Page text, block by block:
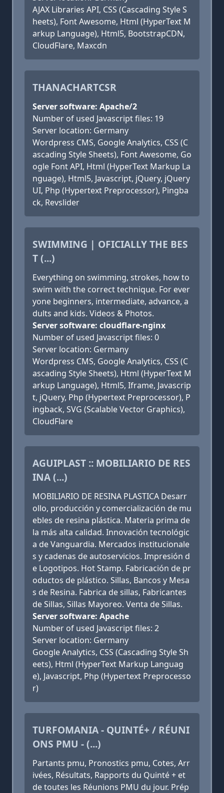
AJAX Libraries API, CSS (Cascading Style S
heets), Font Awesome, Html (HyperText M
arkup Language), Html5, BootstrapCDN,
CloudFlare, Maxcdn
THANACHARTCSR
Server software: Apache/2
Number of used Javascript files: 19
Server location: Germany
Wordpress CMS, Google Analytics, CSS (C
ascading Style Sheets), Font Awesome, Go
ogle Font API, Html (HyperText Markup La
nguage), Html5, Javascript, jQuery, jQuery
UI, Php (Hypertext Preprocessor), Pingba
ck, Revslider
SWIMMING | OFICIALLY THE BES
T (...)
Everything on swimming, strokes, how to
swim with the correct technique. For ever
yone beginners, intermediate, advance, a
dults and kids. Videos & Photos.
Server software: cloudflare-nginx
Number of used Javascript files: 0
Server location: Germany
Wordpress CMS, Google Analytics, CSS (C
ascading Style Sheets), Html (HyperText M
arkup Language), Html5, Iframe, Javascrip
t, jQuery, Php (Hypertext Preprocessor), P
ingback, SVG (Scalable Vector Graphics),
CloudFlare
AGUIPLAST :: MOBILIARIO DE RES
INA (...)
MOBILIARIO DE RESINA PLASTICA Desarr
ollo, producción y comercialización de mu
ebles de resina plástica. Materia prima de
la más alta calidad. Innovación tecnológic
a de Vanguardia. Mercados institucionale
s y cadenas de autoservicios. Impresión d
e Logotipos. Hot Stamp. Fabricación de pr
oductos de plástico. Sillas, Bancos y Mesa
s de Resina. Fabrica de sillas, Fabricantes
de Sillas, Sillas Mayoreo. Venta de Sillas.
Server software: Apache
Number of used Javascript files: 2
Server location: Germany
Google Analytics, CSS (Cascading Style Sh
eets), Html (HyperText Markup Languag
e), Javascript, Php (Hypertext Preprocesso
r)
TURFOMANIA - QUINTÉ+ / RÉUNI
ONS PMU - (...)
Partants pmu, Pronostics pmu, Cotes, Arr
ivées, Résultats, Rapports du Quinté + et
de toutes les Réunions PMU du jour. Prép